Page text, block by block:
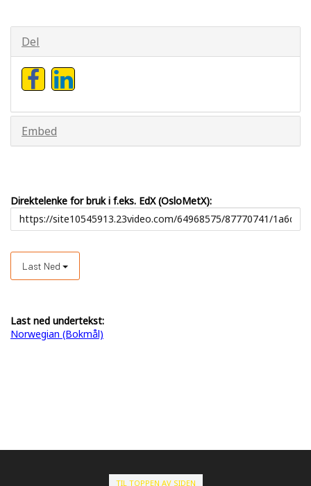
Del
Embed
Direktelenke for bruk i f.eks. EdX (OsloMetX):
Last Ned
Last ned undertekst:
Norwegian (Bokmål)
TIL TOPPEN AV SIDEN